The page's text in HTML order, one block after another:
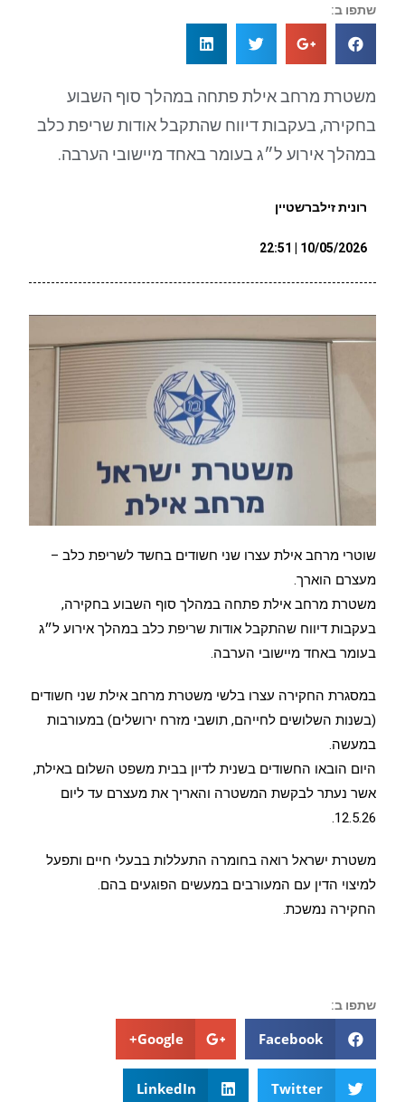
שתפו ב:
משטרת מרחב אילת פתחה במהלך סוף השבוע
בחקירה, בעקבות דיווח שהתקבל אודות שריפת כלב
במהלך אירוע ל״ג בעומר באחד מיישובי הערבה.
רונית זילברשטיין
10/05/2026 | 22:51
שוטרי מרחב אילת עצרו שני חשודים בחשד לשריפת כלב –
מעצרם הוארך.
משטרת מרחב אילת פתחה במהלך סוף השבוע בחקירה,
בעקבות דיווח שהתקבל אודות שריפת כלב במהלך אירוע ל״ג
בעומר באחד מיישובי הערבה.
במסגרת החקירה עצרו בלשי משטרת מרחב אילת שני חשודים
(בשנות השלושים לחייהם, תושבי מזרח ירושלים) במעורבות
במעשה.
היום הובאו החשודים בשנית לדיון בבית משפט השלום באילת,
אשר נעתר לבקשת המשטרה והאריך את מעצרם עד ליום
12.5.26.
משטרת ישראל רואה בחומרה התעללות בבעלי חיים ותפעל
למיצוי הדין עם המעורבים במעשים הפוגעים בהם.
החקירה נמשכת.
שתפו ב:
Facebook
Google+
Twitter
LinkedIn